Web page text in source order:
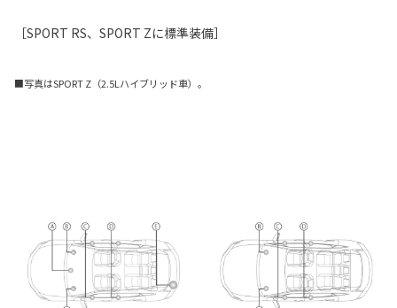
［SPORT RS、SPORT Zに標準装備］
■写真はSPORT Z（2.5Lハイブリッド車）。